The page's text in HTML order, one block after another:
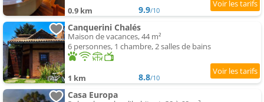
0.9 km 9.9/10
Canquerini Chalés
Maison de vacances, 44 m²
6 personnes, 1 chambre, 2 salles de bains
1 km 8.8/10
Casa Europa